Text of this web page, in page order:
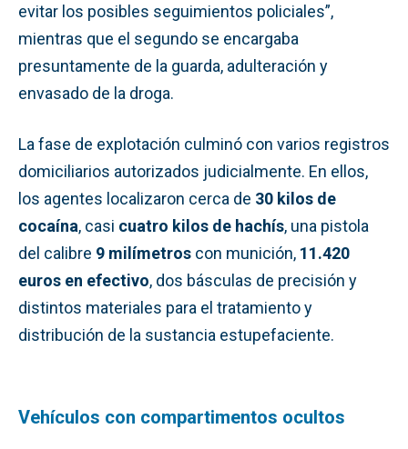
evitar los posibles seguimientos policiales”,
mientras que el segundo se encargaba
presuntamente de la guarda, adulteración y
envasado de la droga.
La fase de explotación culminó con varios registros
domiciliarios autorizados judicialmente. En ellos,
los agentes localizaron cerca de 30 kilos de
cocaína, casi cuatro kilos de hachís, una pistola
del calibre 9 milímetros con munición, 11.420
euros en efectivo, dos básculas de precisión y
distintos materiales para el tratamiento y
distribución de la sustancia estupefaciente.
Vehículos con compartimentos ocultos